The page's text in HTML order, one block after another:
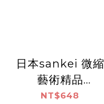
日本sankei 微縮
藝術精品
_【MP05-02】ﾁｭ
NT$648